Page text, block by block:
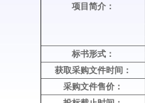
项目简介：
标书形式：
获取采购文件时间：
采购文件售价：